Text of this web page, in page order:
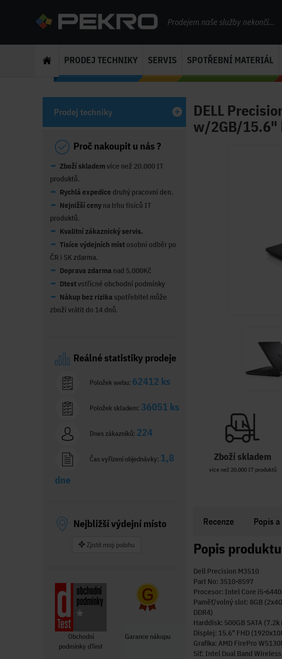
Prodejem naše služby nekončí...
PRODEJ TECHNIKY SERVIS SPOTŘEBNÍ MATERIÁL
DELL
w/2GB/15.6"
Zboží skladem
více než 20.000 IT produktů
Recenze Popis
Popis
Dell Precision M3510
Part No: 3510-8597
Procesor: Intel Core i5-
Paměť/volný slot: 8GB
DDR4)
Harddisk: 500GB SATA
Displej: 15.6" FHD
Grafika: AMD FirePro
Síť: Intel Dual Band
Prodej techniky
Proč nakoupit u nás ?
Zboží skladem více než 20.000 IT
produktů.
Rychlá expedice druhý pracovní den.
Nejnižší ceny na trhu tisíců IT
produktů.
Kvalitní zákaznický servis.
Tisíce výdejních míst osobní odběr po
ČR i SK zdarma.
Doprava zdarma nad 5.000Kč
Dtestvstřícné obchodní podmínky
Nákup bez rizika spotřebitel může
zboží vrátit do 14 dnů.
Reálné statistiky prodeje
Položek webu: 62412 ks
Položek skladem: 36051 ks
Dnes zákazníků: 224
Čas vyřízení objednávky: 1,8
dne
Nejbližší výdejní místo
Zjistit moji polohu
Obchodní
podmínky dTest
Garance nákupu